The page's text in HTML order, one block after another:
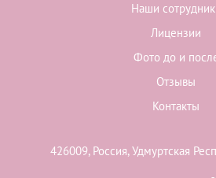
Наши
Лицензии
Фото до и
Отзывы
Контакты
426009, Россия, Удмуртская